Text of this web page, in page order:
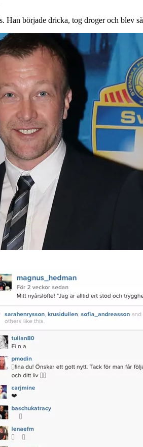
Han började dricka, tog droger och blev